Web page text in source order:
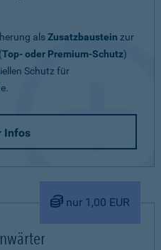
alsZusatzbaustein zur
Top- oder Premium-Schutz)
Schutz für
Infos
nur 1,00 EUR